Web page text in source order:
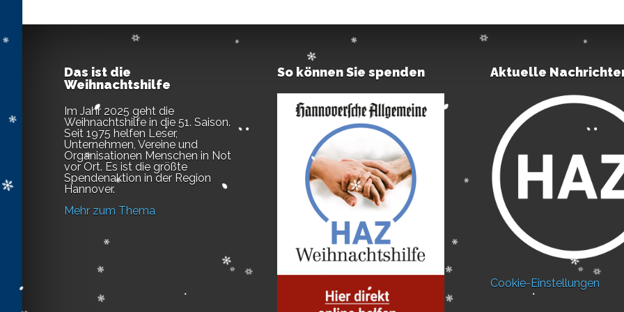
Das ist die
Weihnachtshilfe
Im Jahr 2025 geht die
Weihnachtshilfe in die 51. Saison.
Seit 1975 helfen Leser,
Unternehmen, Vereine und
Organisationen Menschen in Not
vor Ort. Es ist die größte
Spendenaktion in der Region
Hannover.
Mehr zum Thema
So können Sie spenden Aktuelle
Cookie-Einstellungen